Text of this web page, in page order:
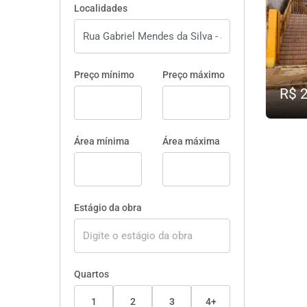
Localidades
Preço mínimo Preço máximo
Área mínima Área máxima
Estágio da obra
Quartos
1 2 3 4+
R$